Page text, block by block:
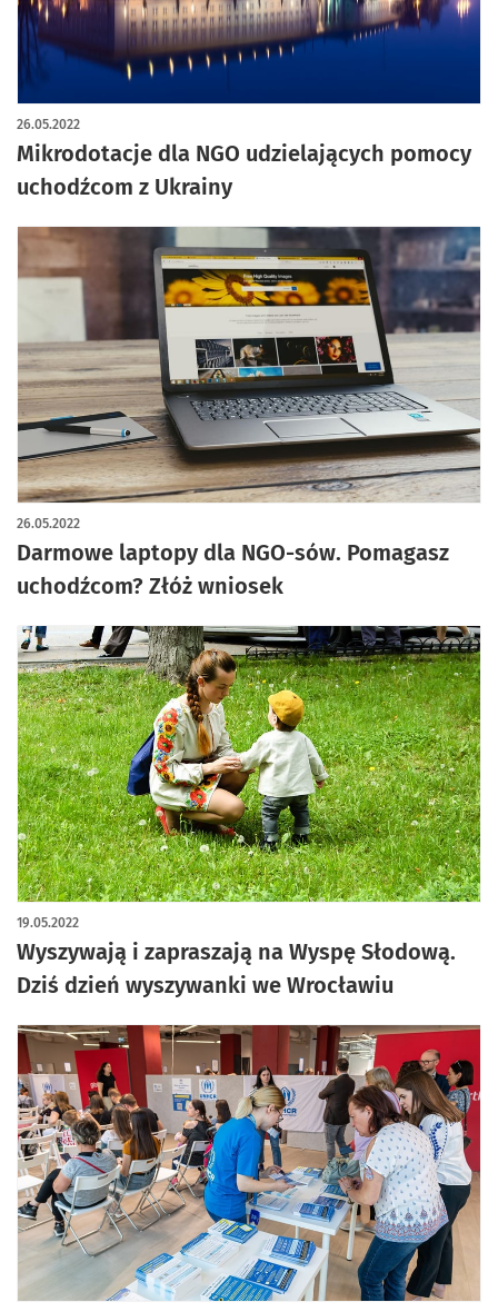
Mikrodotacje dla NGO udzielających pomocy
uchodźcom z Ukrainy
26.05.2022
Darmowe laptopy dla NGO-sów. Pomagasz
uchodźcom? Złóż wniosek
26.05.2022
Wyszywają i zapraszają na Wyspę Słodową.
Dziś dzień wyszywanki we Wrocławiu
19.05.2022